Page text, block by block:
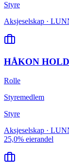
Styre
Aksjeselskap ·
HÅKON
Rolle
Styremedlem
Styre
Aksjeselskap ·
25,0% eierandel